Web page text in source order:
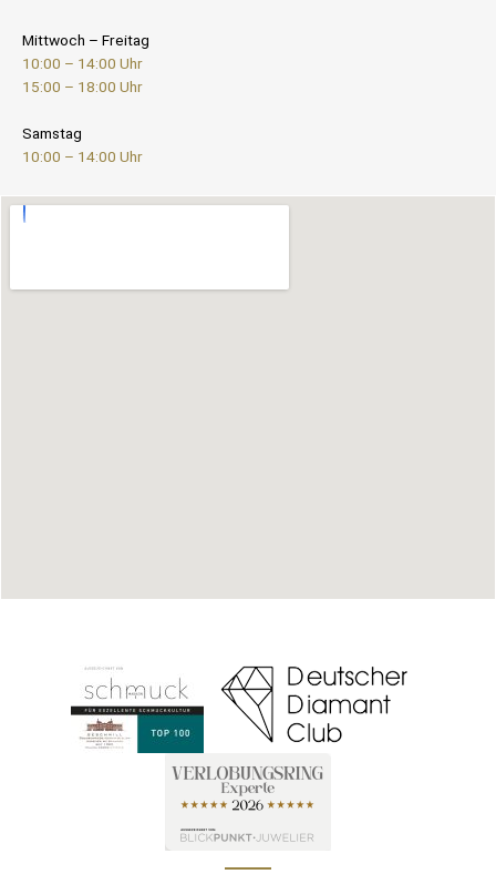
Mittwoch – Freitag
10:00 – 14:00 Uhr
15:00 – 18:00 Uhr
Samstag
10:00 – 14:00 Uhr